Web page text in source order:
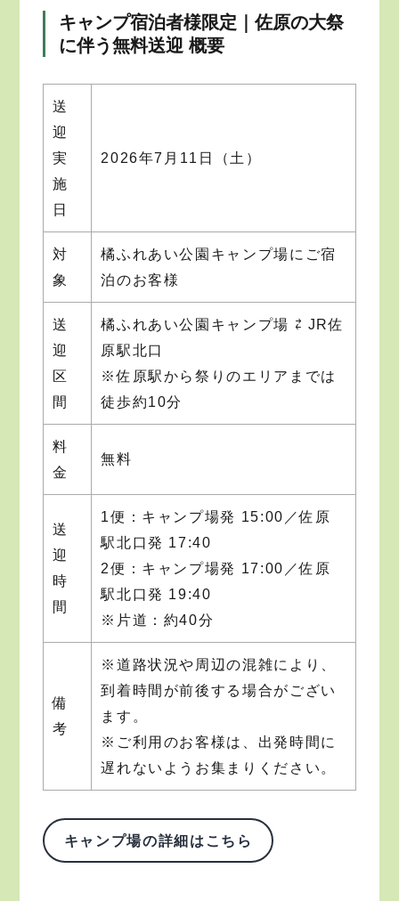
キャンプ宿泊者様限定｜佐原の大祭
に伴う無料送迎 概要
送
迎
実
施
日
2026年7月11日（土）
対
象
橘ふれあい公園キャンプ場にご宿
泊のお客様
送
迎
区
間
橘ふれあい公園キャンプ場 ⇄ JR佐
原駅北口
※佐原駅から祭りのエリアまでは
徒歩約10分
料
金
無料
送
迎
時
間
1便：キャンプ場発 15:00／佐原
駅北口発 17:40
2便：キャンプ場発 17:00／佐原
駅北口発 19:40
※片道：約40分
備
考
※道路状況や周辺の混雑により、
到着時間が前後する場合がござい
ます。
※ご利用のお客様は、出発時間に
遅れないようお集まりください。
キャンプ場の詳細はこちら